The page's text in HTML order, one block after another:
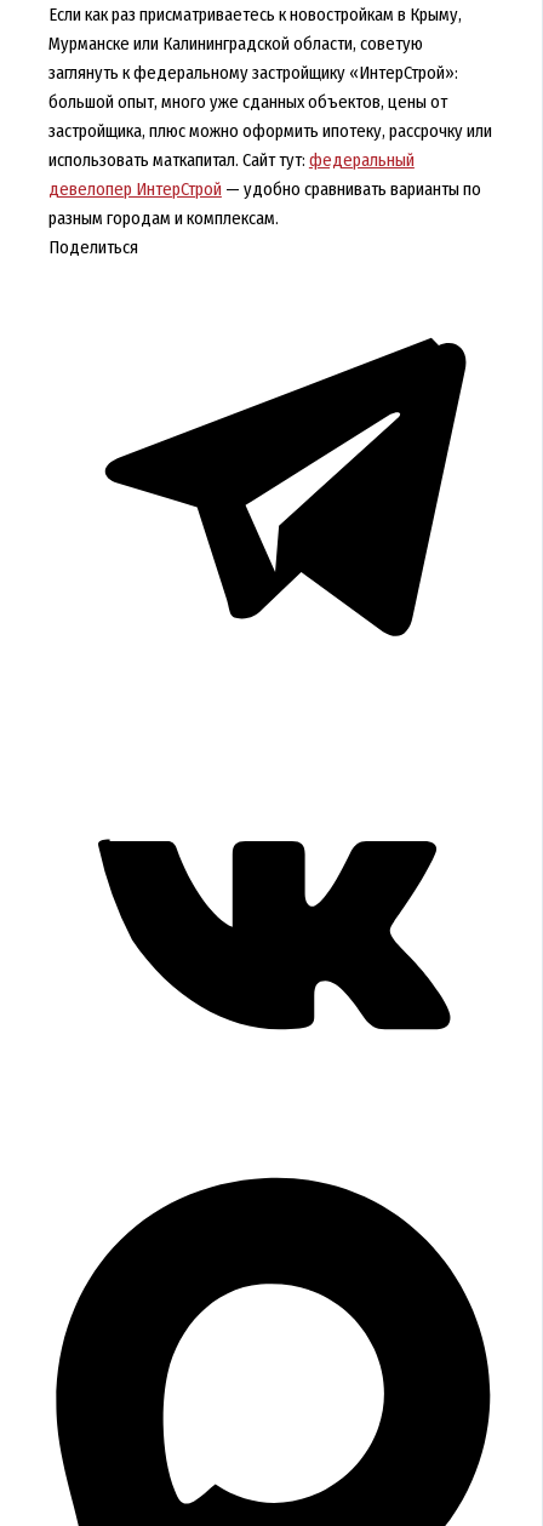
Если как раз присматриваетесь к новостройкам в Крыму,
Мурманске или Калининградской области, советую
заглянуть к федеральному застройщику «ИнтерСтрой»:
большой опыт, много уже сданных объектов, цены от
застройщика, плюс можно оформить ипотеку, рассрочку или
использовать маткапитал. Сайт тут: федеральный
девелопер ИнтерСтрой — удобно сравнивать варианты по
разным городам и комплексам.
Поделиться